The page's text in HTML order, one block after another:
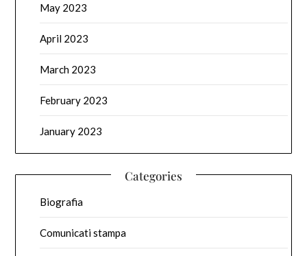
May 2023
April 2023
March 2023
February 2023
January 2023
Categories
Biografia
Comunicati stampa